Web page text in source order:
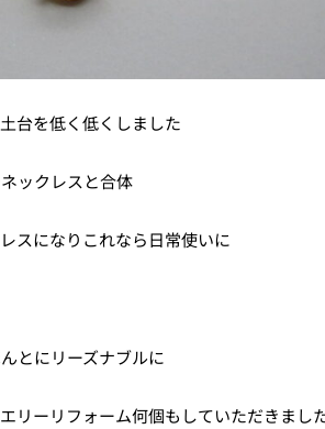
台を低く低くしました
ックレスと合体
スになりこれなら日常使いに
とにリーズナブルに
リーリフォーム何個もしていただきまし